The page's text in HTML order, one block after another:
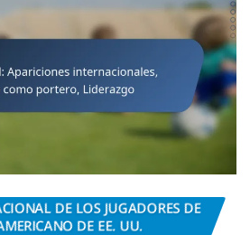
DE LOS JUGADORES DE
DE EE. UU.